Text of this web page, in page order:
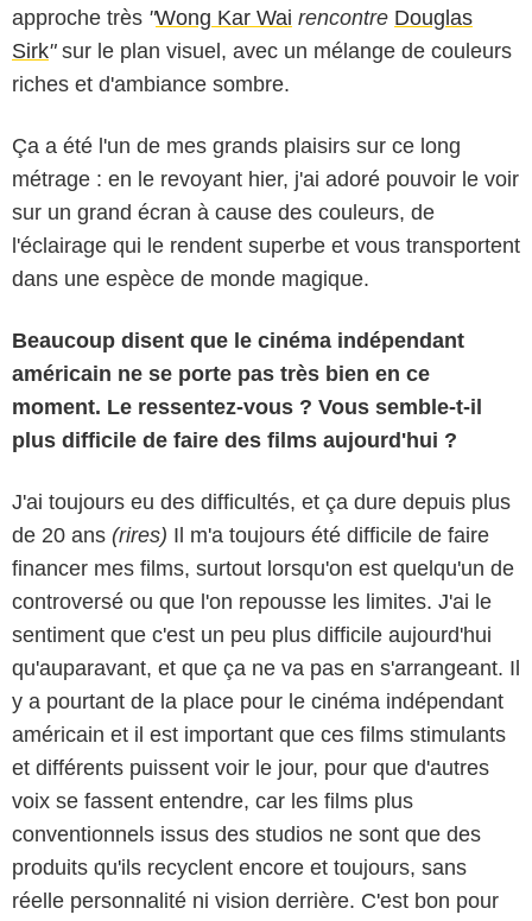
approche très "Wong Kar Wai rencontre Douglas
Sirk"sur le plan visuel, avec un mélange de couleurs
riches et d'ambiance sombre.
Ça a été l'un de mes grands plaisirs sur ce long
métrage : en le revoyant hier, j'ai adoré pouvoir le voir
sur un grand écran à cause des couleurs, de
l'éclairage qui le rendent superbe et vous transportent
dans une espèce de monde magique.
Beaucoup disent que le cinéma indépendant
américain ne se porte pas très bien en ce
moment. Le ressentez-vous ? Vous semble-t-il
plus difficile de faire des films aujourd'hui ?
J'ai toujours eu des difficultés, et ça dure depuis plus
de 20 ans (rires) Il m'a toujours été difficile de faire
financer mes films, surtout lorsqu'on est quelqu'un de
controversé ou que l'on repousse les limites. J'ai le
sentiment que c'est un peu plus difficile aujourd'hui
qu'auparavant, et que ça ne va pas en s'arrangeant. Il
y a pourtant de la place pour le cinéma indépendant
américain et il est important que ces films stimulants
et différents puissent voir le jour, pour que d'autres
voix se fassent entendre, car les films plus
conventionnels issus des studios ne sont que des
produits qu'ils recyclent encore et toujours, sans
réelle personnalité ni vision derrière. C'est bon pour